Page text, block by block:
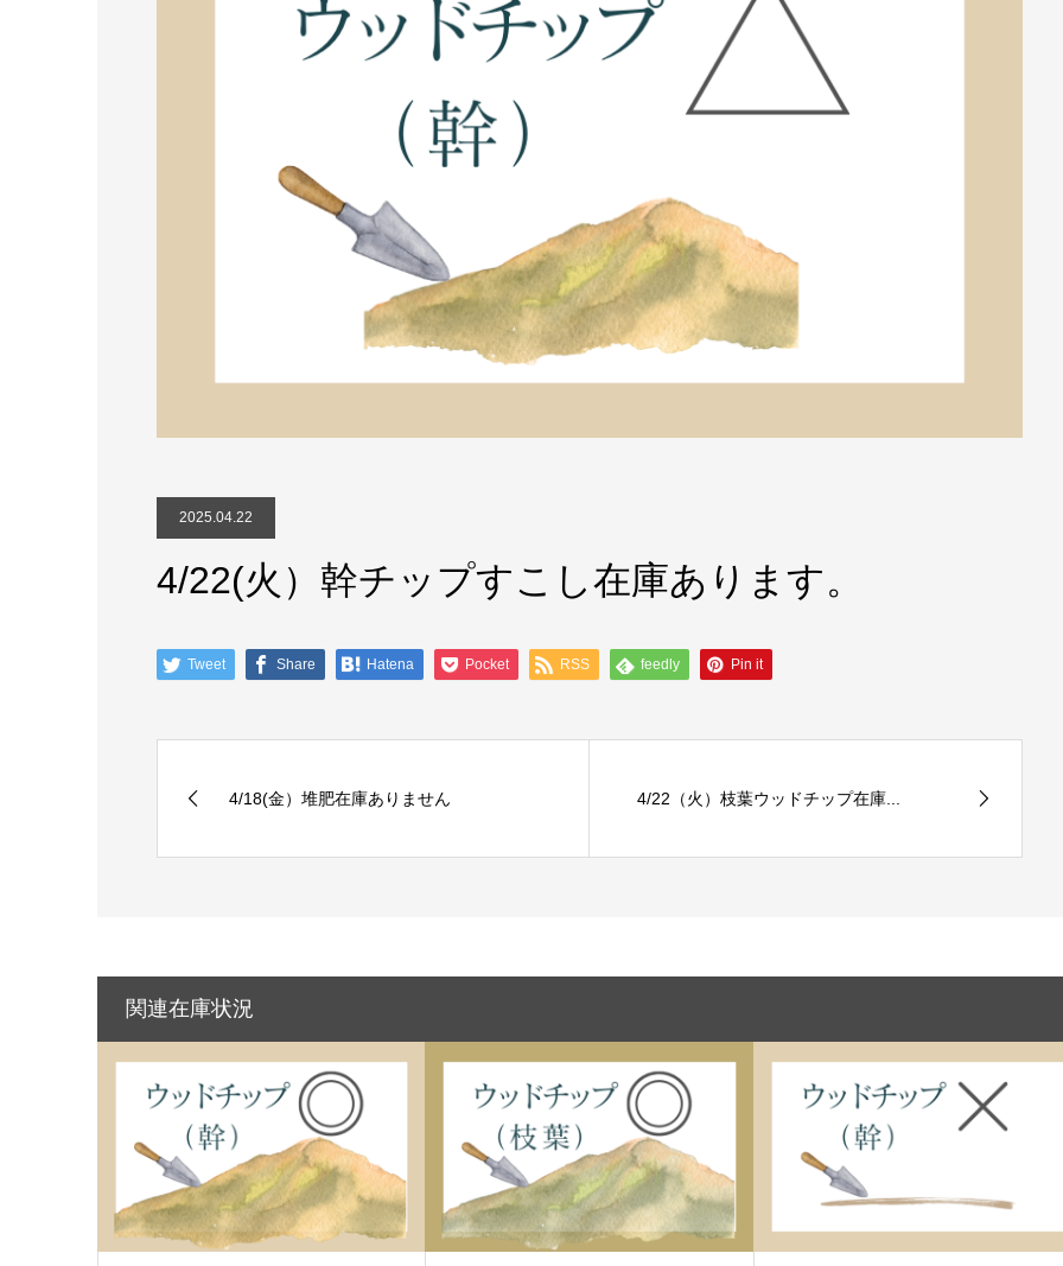
2025.04.22
4/22(火）幹チップすこし在庫あります。
Tweet Share Hatena Pocket RSS feedly Pin it
4/18(金）堆肥在庫ありません 4/22（火）枝葉ウッドチップ在庫...
関連在庫状況